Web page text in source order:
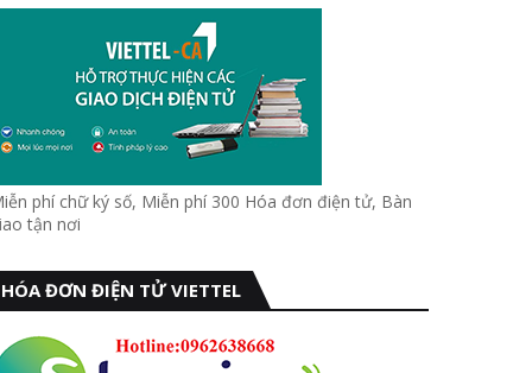
phí chữ ký số, Miễn phí 300 Hóa đơn điện tử, Bàn
tận nơi
HÓA ĐƠN ĐIỆN TỬ VIETTEL